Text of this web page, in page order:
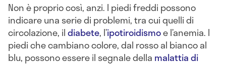
Non è proprio così, anzi. I piedi freddi possono
indicare una serie di problemi, tra cui quelli di
circolazione, ildiabete, l’ipotiroidismoe l’anemia. I
piedi che cambiano colore, dal rosso al bianco al
blu, possono essere il segnale della malattia di